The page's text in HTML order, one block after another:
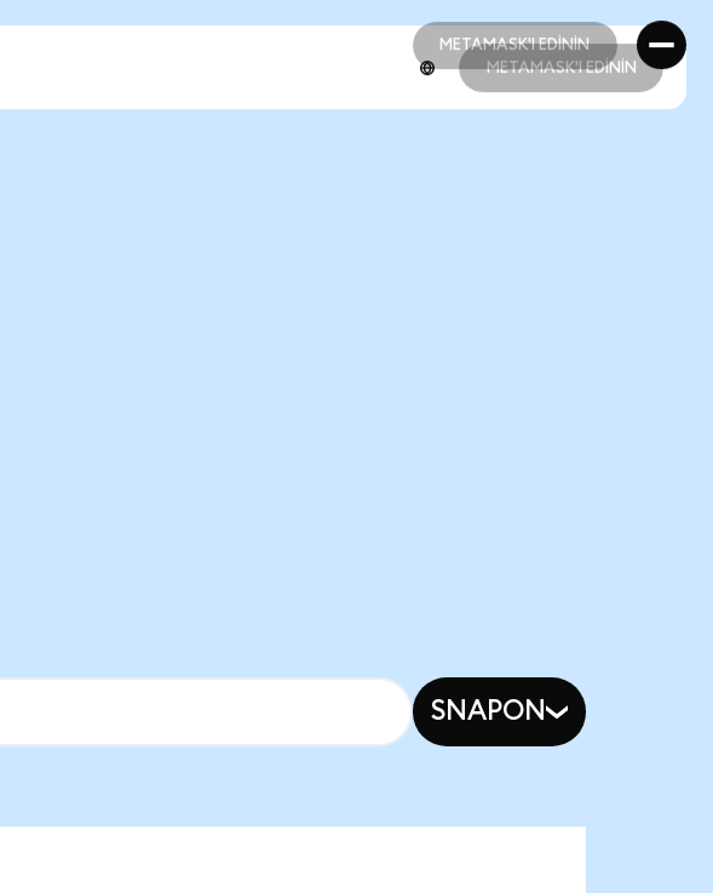
METAMASK'I EDİNİN
METAMASK'I EDİNİN
METAMASK'I EDİNİN
SNAPON